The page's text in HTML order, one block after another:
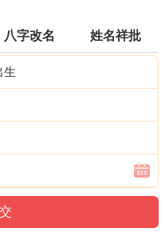
八字改名 姓名祥批
生